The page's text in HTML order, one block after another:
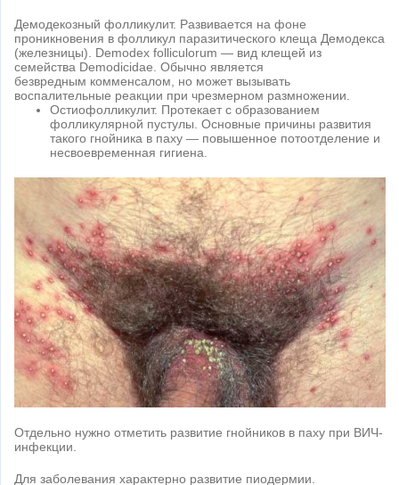
Демодекозный фолликулит. Развивается на фоне
проникновения в фолликул паразитического клеща Демодекса
(железницы). Demodex folliculorum — вид клещей из
семейства Demodicidae. Обычно является
безвредным комменсалом, но может вызывать
воспалительные реакции при чрезмерном размножении.
Остиофолликулит. Протекает с образованием
фолликулярной пустулы. Основные причины развития
такого гнойника в паху — повышенное потоотделение и
несвоевременная гигиена.
Отдельно нужно отметить развитие гнойников в паху при ВИЧ-
инфекции.
Для заболевания характерно развитие пиодермии.